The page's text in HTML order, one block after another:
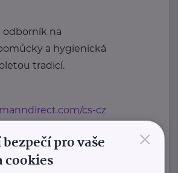
odborník na
a hygienická
tradicí.
cs-cz
150
×
pro vaše
cookies